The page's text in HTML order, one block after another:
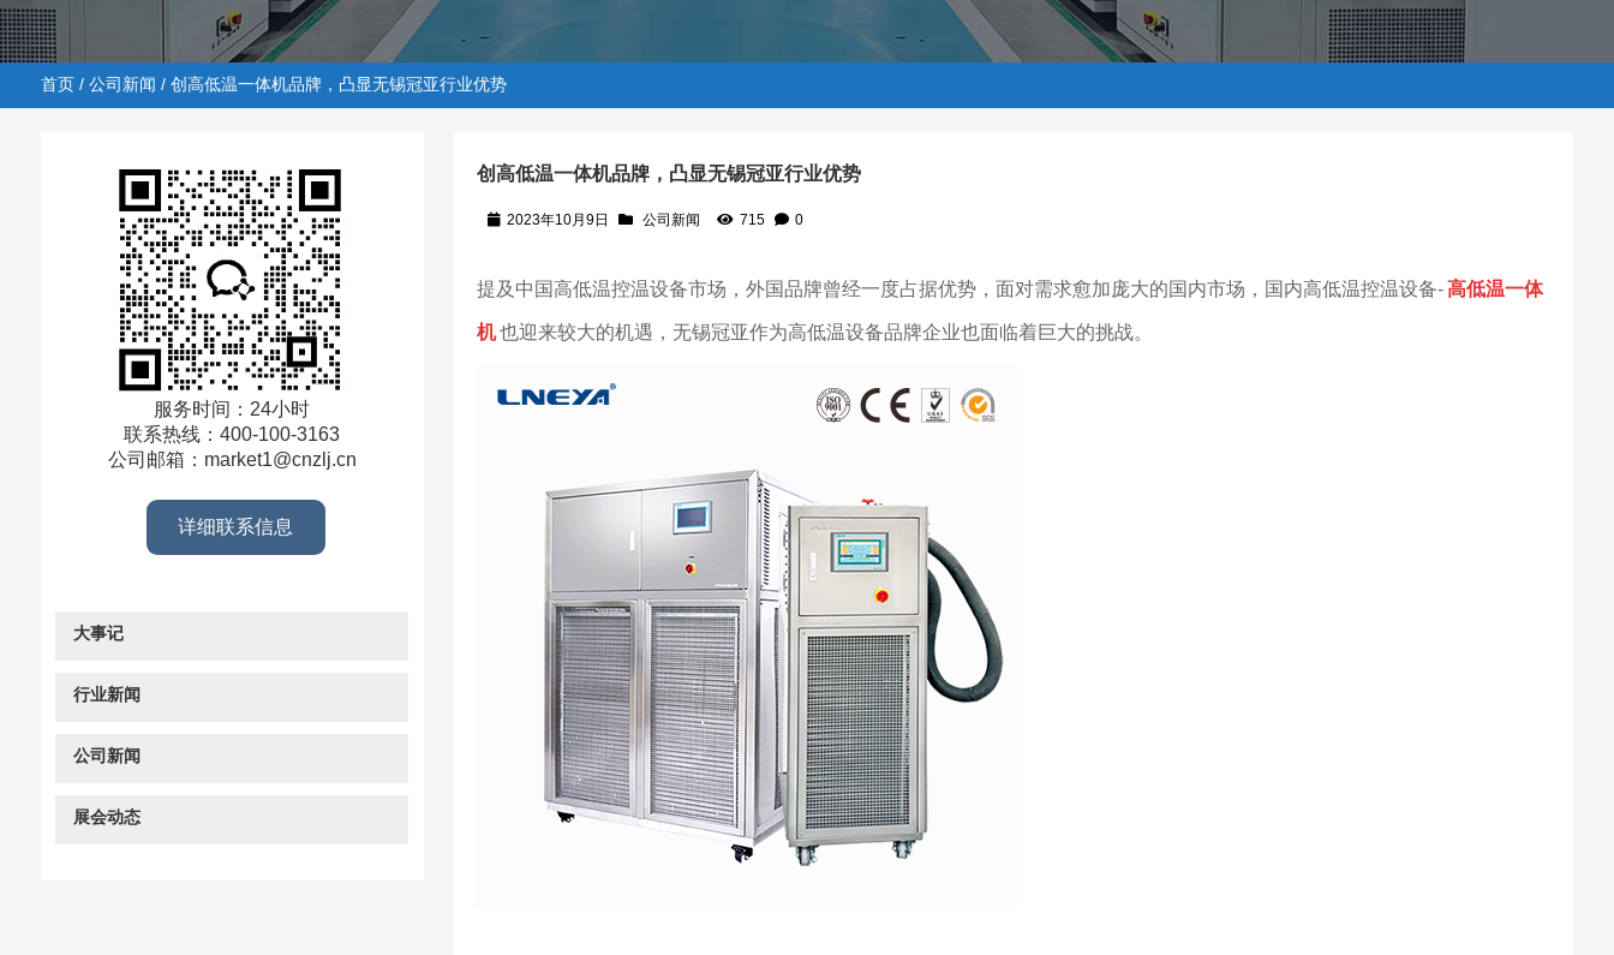
公司新闻/ 创高低温一体机品牌，凸显无锡冠亚行业优势
首页/ 公司新闻 / 创高低温一体机品牌，凸显无锡冠亚行业优势
创高低温一体机品牌，凸显无锡冠亚行业优势
2023年10月9日 公司新闻 715 0
提及中国高低温控温设备市场，外国品牌曾经一度占据优势，面对需求愈加庞大的国内市场，国内高低温控温设备-高低温一体
机也迎来较大的机遇，无锡冠亚作为高低温设备品牌企业也面临着巨大的挑战。
服务时间：24小时
联系热线：400-100-3163
公司邮箱：market1@cnzlj.cn
详细联系信息
大事记
行业新闻
公司新闻
展会动态